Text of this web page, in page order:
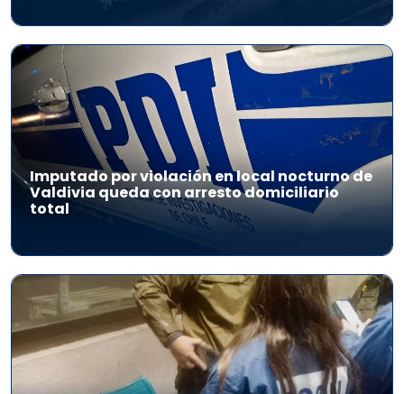
Imputado por violación en local nocturno de
Valdivia queda con arresto domiciliario
total